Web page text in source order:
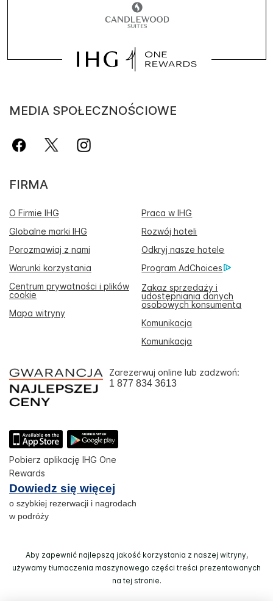
MEDIA SPOŁECZNOŚCIOWE
FIRMA
O Firmie IHG
Praca w IHG
Globalne marki IHG
Rozwój hoteli
Porozmawiaj z nami
Odkryj nasze hotele
Warunki korzystania
Program AdChoices
Centrum prywatności i plików
cookie
Zakaz sprzedaży i
udostępniania danych
osobowych konsumenta
Mapa witryny
Komunikacja
Komunikacja
Zarezerwuj online lub zadzwoń:
1 877 834 3613
Pobierz aplikację IHG One
Rewards
Dowiedz się więcej
o szybkiej rezerwacji i nagrodach
w podróży
Aby zapewnić najlepszą jakość korzystania z naszej witryny,
używamy tłumaczenia maszynowego części treści prezentowanych
na tej stronie.